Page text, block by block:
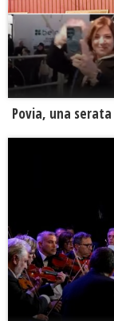
Povia, una